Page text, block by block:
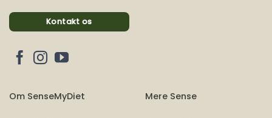
Kontakt os
Om SenseMyDiet Mere Sense